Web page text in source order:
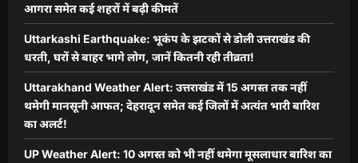
आगरा समेत कई शहरों में बढ़ी कीमतें
Uttarkashi Earthquake: भूकंप के झटकों से डोली उत्तराखंड की
धरती, घरों से बाहर भागे लोग, जानें कितनी रही तीव्रता!
Uttarakhand Weather Alert: उत्तराखंड में 15 अगस्त तक नहीं
थमेगी मानसूनी आफत; देहरादून समेत कई जिलों में अत्यंत भारी बारिश
का अलर्ट!
UP Weather Alert: 10 अगस्त को भी नहीं थमेगा मूसलाधार बारिश का